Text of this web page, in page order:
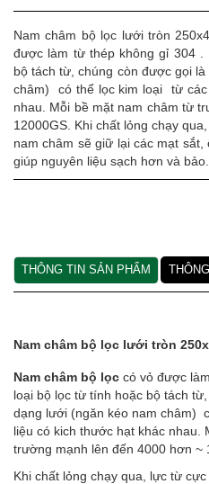
Nam châm bộ lọc lưới tròn
được làm từ thép không gỉ 304
bộ tách từ, chúng còn được gọi
châm) có thể lọc kim loại từ
nhau. Mỗi bề mặt nam châm từ
12000GS. Khi chất lỏng chạy
nam châm sẽ giữ lại các mạt
giúp nguyên liệu sạch hơn và bảo...
THÔNG TIN SẢN PHẨM
Nam châm bộ lọc lưới tròn
Nam châm bộ lọc có vỏ được
loại bộ lọc từ tính hoặc bộ tách
dạng lưới (ngăn kéo nam châm)
liệu có kich thước hạt khác nhau.
trường mạnh lên đến 4000 hơn ~
Khi chất lỏng chạy qua, lực từ